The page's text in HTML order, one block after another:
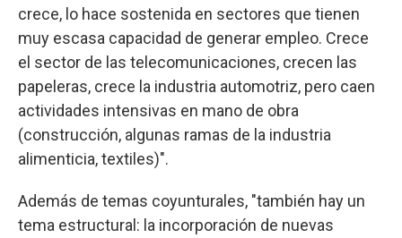
crece, lo hace sostenida en sectores que tienen
muy escasa capacidad de generar empleo. Crece
el sector de las telecomunicaciones, crecen las
papeleras, crece la industria automotriz, pero caen
actividades intensivas en mano de obra
(construcción, algunas ramas de la industria
alimenticia, textiles)".
Además de temas coyunturales, "también hay un
tema estructural: la incorporación de nuevas